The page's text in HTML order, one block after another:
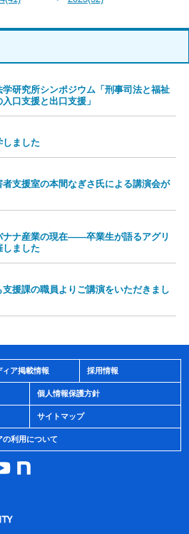
研究所シンポジウム「刑事司法と福祉
口支援と出口支援」
ました
支援室の本間なぎさ氏による講演会が
ナナ産業の現在――卒業生が語るアグリ
しました
援課の職員よりご講演をいただきまし
ィア掲載情報 採用情報
個人情報保護方針
サイトマップ
の利用について